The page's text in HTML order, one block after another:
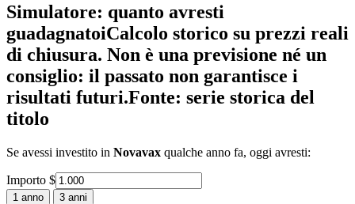
Simulatore: quanto avresti
guadagnatoiCalcolo storico su prezzi reali
di chiusura. Non è una previsione né un
consiglio: il passato non garantisce i
risultati futuri.Fonte: serie storica del
titolo
Se avessi investito in Novavax qualche anno fa, oggi avresti:
Importo $
1 anno 3 anni